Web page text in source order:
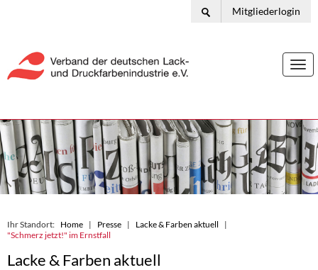
Mitgliederlogin
Ihr Standort: Home Presse
Lacke & Farben aktuell
"Schmerz jetzt!" im Ernstfall
Lacke & Farben aktuell